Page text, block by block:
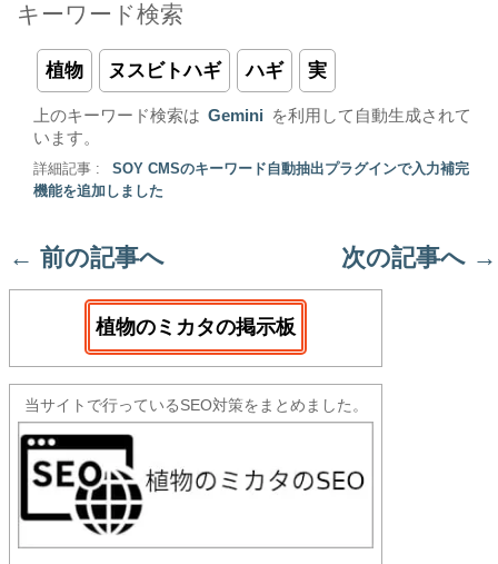
キーワード検索
植物 ヌスビトハギ ハギ 実
上のキーワード検索は Gemini
を利用して自動生成されて
います。
詳細記事 :
SOY CMSのキーワード自動抽出プラグインで入力補完
機能を追加しました
← 前の記事へ 次の記事へ →
植物のミカタの掲示板
当サイトで行っているSEO対策をまとめました。